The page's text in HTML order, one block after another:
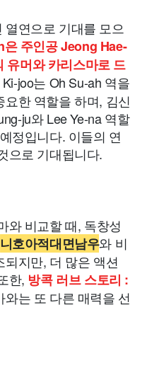
연으로 기대를 모으
주인공 Jeong Hae-
유머와 카리스마로 드
joo는 Oh Su-ah 역을
한 역할을 하며, 김신
ju와 Lee Ye-na 역할
정입니다. 이들의 연
으로 기대됩니다.
와 비교할 때, 독창성
니호아적대면남우와 비
지만, 더 많은 액션
한, 방콕 러브 스토리 :
는 또 다른 매력을 선